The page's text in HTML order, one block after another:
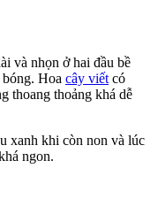
và nhọn ở hai đầu bề
bóng. Hoa cây viết có
thoang thoảng khá dễ
xanh khi còn non và lúc
ngon.